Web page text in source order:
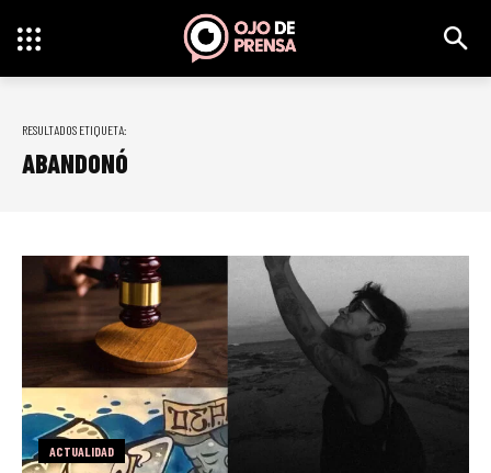
RESULTADOS ETIQUETA:
ABANDONÓ
ACTUALIDAD